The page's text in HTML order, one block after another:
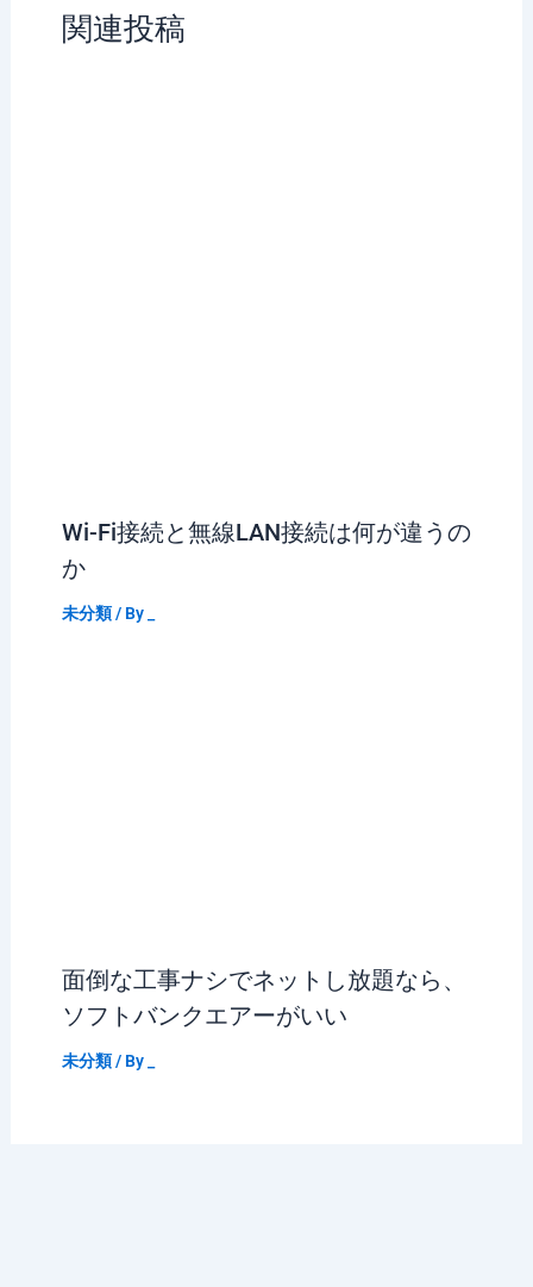
関連投稿
Wi-Fi接続と無線LAN接続は何が違うの
か
未分類/ By
面倒な工事ナシでネットし放題なら、
ソフトバンクエアーがいい
未分類/ By